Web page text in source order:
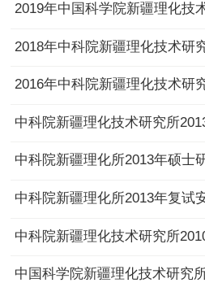
中科院新疆理化所2013年硕士